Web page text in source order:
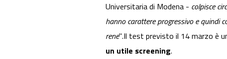
Universitaria di Modena - colpisce
hanno carattere progressivo e quindi
rene".Il test previsto il 14 marzo è
un utile screening.